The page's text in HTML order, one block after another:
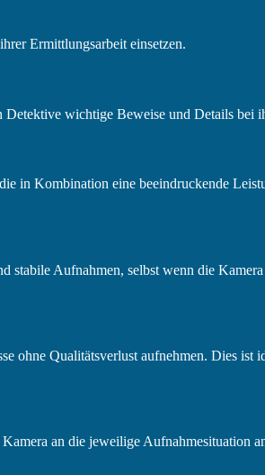
Ermittlungsarbeit einsetzen.
wichtige Beweise und Details bei
in Kombination eine beeindruckende
Aufnahmen, selbst wenn die
ohne Qualitätsverlust aufnehmen. Dies ist
an die jeweilige Aufnahmesituation